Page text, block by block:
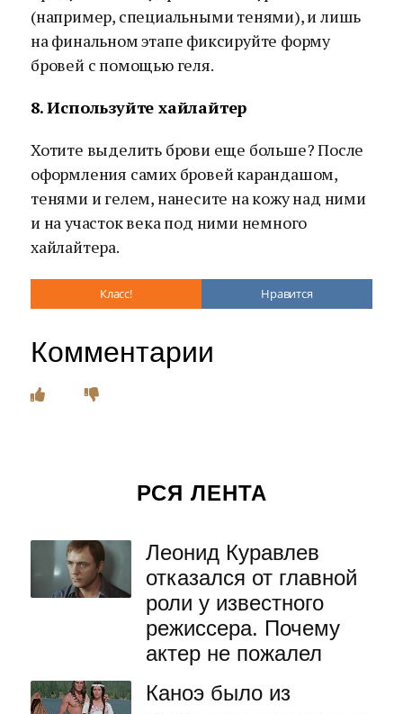
(например, специальными тенями), и лишь
на финальном этапе фиксируйте форму
бровей с помощью геля.
8. Используйте хайлайтер
Хотите выделить брови еще больше? После
оформления самих бровей карандашом,
тенями и гелем, нанесите на кожу над ними
и на участок века под ними немного
хайлайтера.
Класс! Нравится
Комментарии
РСЯ ЛЕНТА
Леонид Куравлев
отказался от главной
роли у известного
режиссера. Почему
актер не пожалел
Каноэ было из